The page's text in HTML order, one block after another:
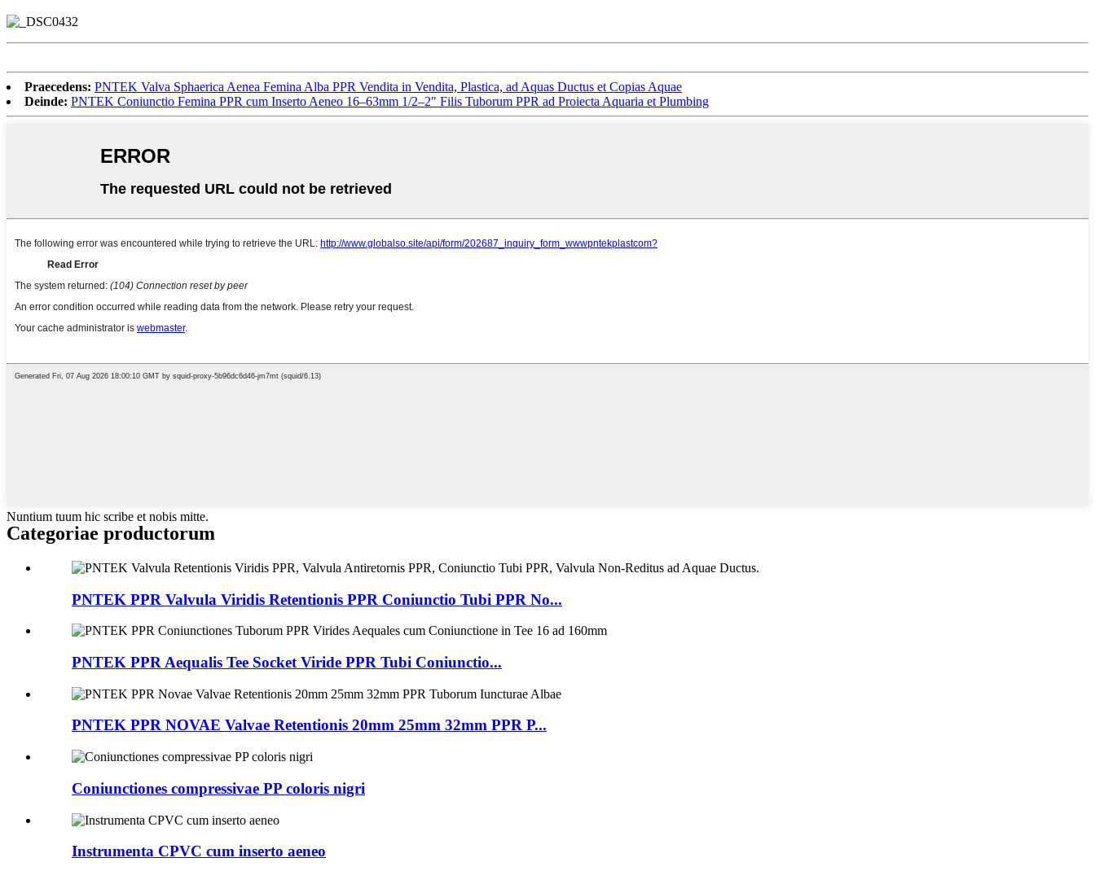
Praecedens: PNTEK Valva Sphaerica Aenea Femina Alba PPR Vendita in Vendita, Plastica, ad Aquas Ductus et Copias Aquae
Deinde: PNTEK Coniunctio Femina PPR cum Inserto Aeneo 16–63mm 1/2–2″ Filis Tuborum PPR ad Proiecta Aquaria et Plumbing
Nuntium tuum hic scribe et nobis mitte.
Categoriae productorum
PNTEK PPR Valvula Viridis Retentionis PPR Coniunctio Tubi PPR No...
PNTEK PPR Aequalis Tee Socket Viride PPR Tubi Coniunctio...
PNTEK PPR NOVAE Valvae Retentionis 20mm 25mm 32mm PPR P...
Coniunctiones compressivae PP coloris nigri
Instrumenta CPVC cum inserto aeneo